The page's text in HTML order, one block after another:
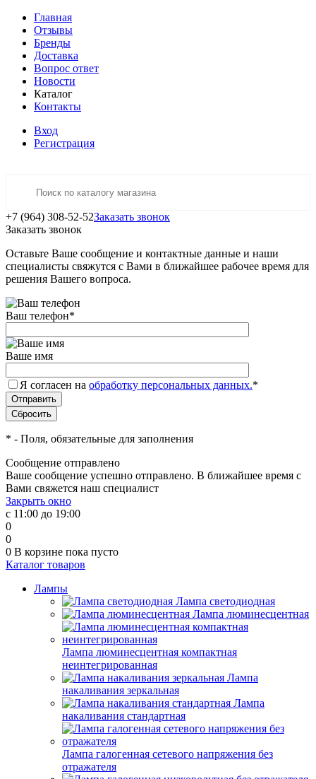
Главная
Отзывы
Бренды
Доставка
Вопрос ответ
Новости
Каталог
Контакты
Вход
Регистрация
+7 (964) 308-52-52Заказать звонок
Заказать звонок
Оставьте Ваше сообщение и контактные данные и наши
специалисты свяжутся с Вами в ближайшее рабочее время для
решения Вашего вопроса.
Ваш телефон*
Ваше имя
Я согласен на обработку персональных данных.*
* - Поля, обязательные для заполнения
Сообщение отправлено
Ваше сообщение успешно отправлено. В ближайшее время с
Вами свяжется наш специалист
Закрыть окно
с 11:00 до 19:00
0
0
0 В корзине пока пусто
Каталог товаров
Лампы
Лампа светодиодная
Лампа люминесцентная
Лампа люминесцентная компактная
неинтегрированная
Лампа
накаливания зеркальная
Лампа
накаливания стандартная
Лампа галогенная сетевого напряжения без
отражателя